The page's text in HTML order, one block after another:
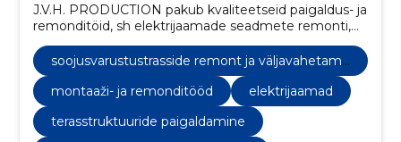
J.V.H. PRODUCTION pakub kvaliteetseid paigaldus- ja
remonditöid, sh elektrijaamade seadmete remonti,
teraskonstruktsioonide paigaldust ning torustike
remonti ja paigaldust.
soojusvarustustrasside remont ja väljavahetami
montaaži- ja remonditööd
elektrijaamad
terasstruktuuride paigaldamine